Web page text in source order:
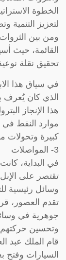
الخطوة
لتعزيز التنمية
ومن بين
القائمة، حيث
تحقيق نقلة
في سياق هذا
هذا الإنجاز
موارد النفط في
كبيرة وتحولات
3- المواصلات
في البداية،
تقتصر على
وسائل رئيسية
تقدم العصور،
جوهرية في
وتحسين
قام الملك عبد
السيارات وفتح